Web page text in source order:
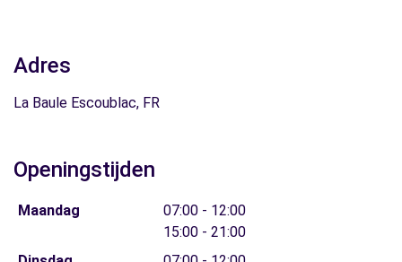
Adres
La Baule Escoublac, FR
Openingstijden
Maandag
07:00 - 12:00
15:00 - 21:00